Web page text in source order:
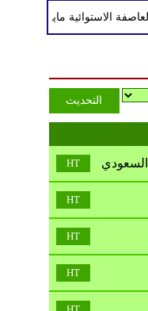
مايماي تضرب
HT السعودي
HT
HT
HT